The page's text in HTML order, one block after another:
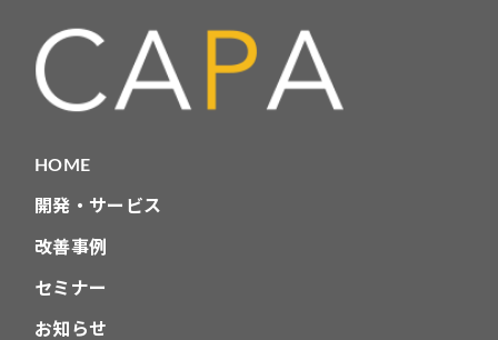
HOME
開発・サービス
改善事例
セミナー
お知らせ